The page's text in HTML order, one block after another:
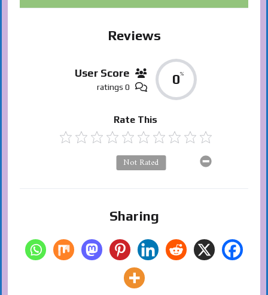
Reviews
0%
User Score
0 ratings
Rate This
Not Rated
Sharing